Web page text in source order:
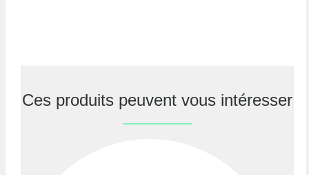
Ces produits peuvent vous intéresser